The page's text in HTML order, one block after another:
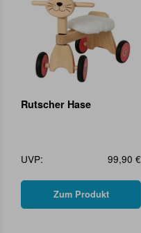
Rutscher Hase
UVP: 99,90 €
Zum Produkt